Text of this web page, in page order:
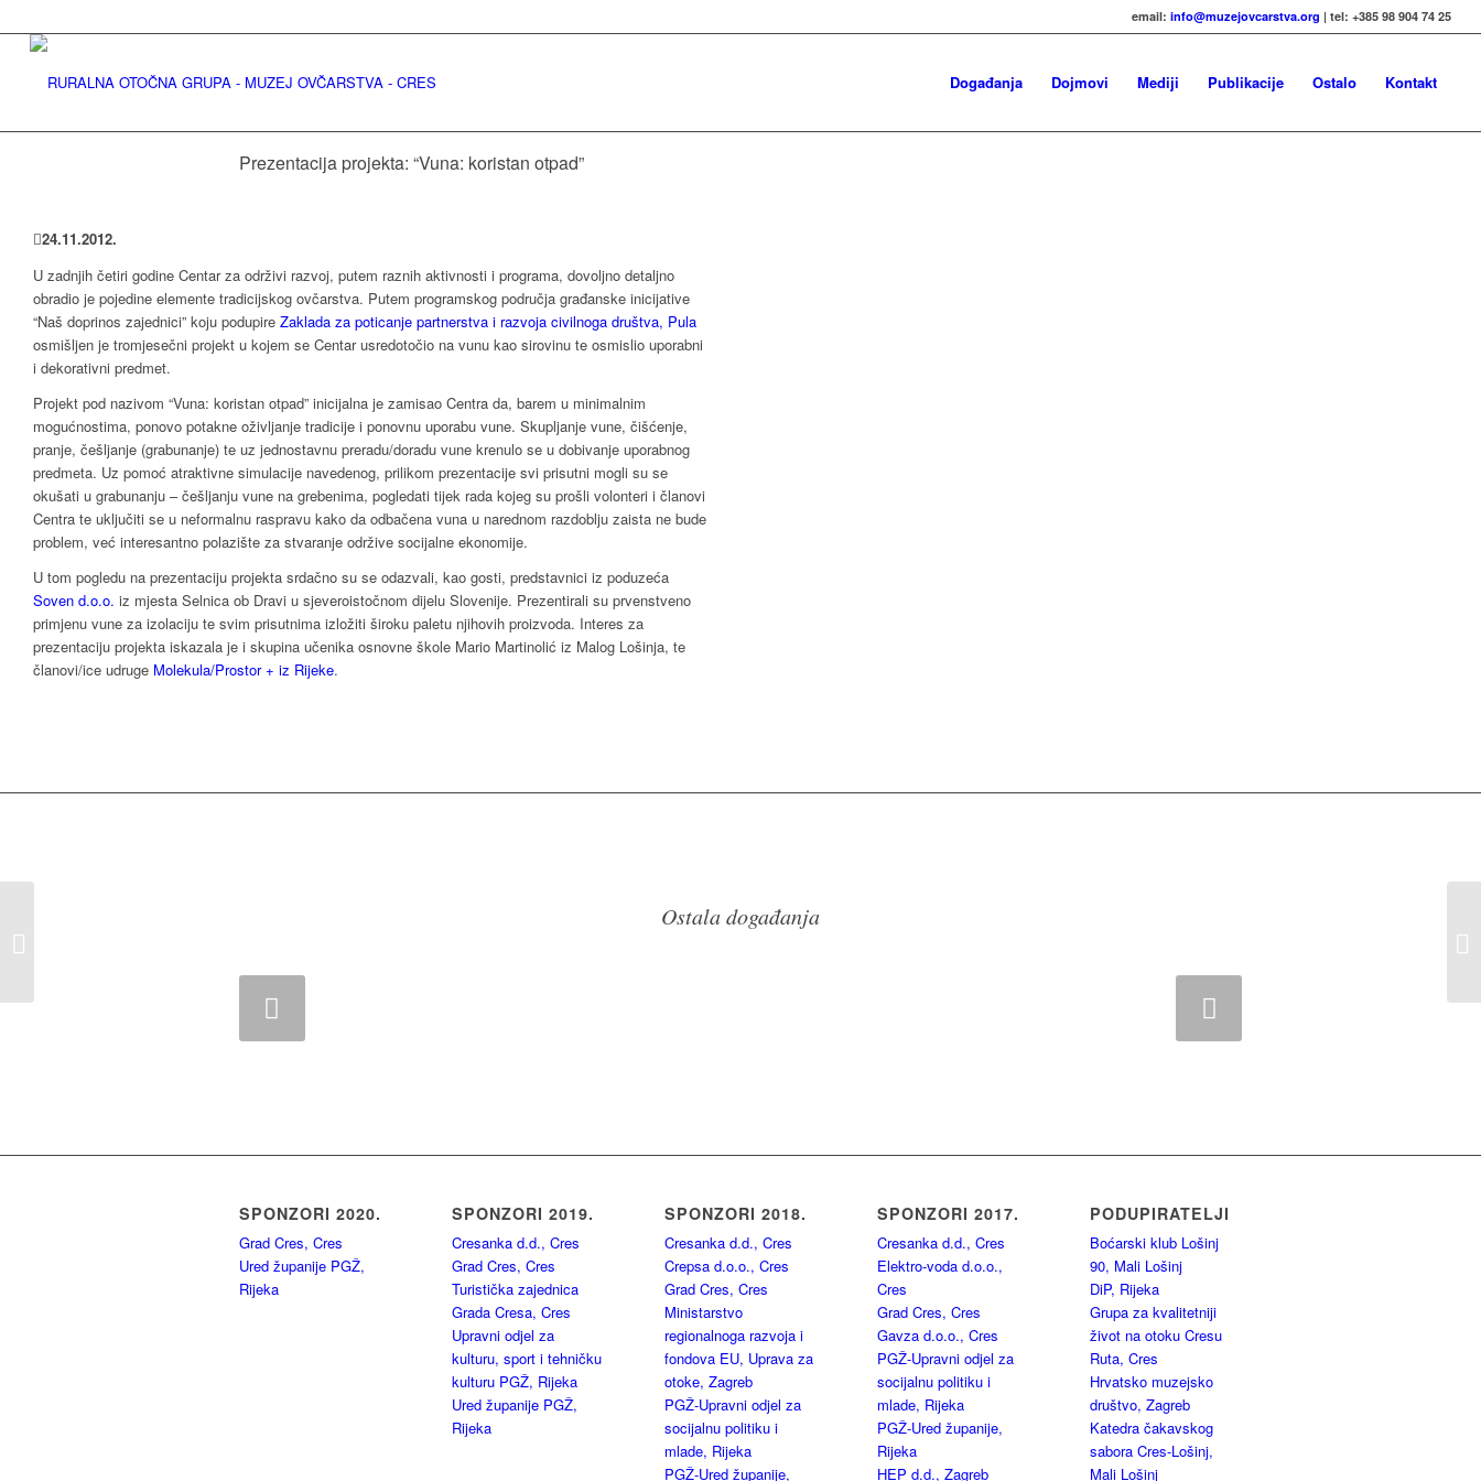
email:info@muzejovcarstva.org | tel: +385 98 904 74 25
Događanja Dojmovi Mediji Publikacije Ostalo Kontakt
Prezentacija projekta: “Vuna: koristan otpad”
24.11.2012.
U zadnjih četiri godine Centar za održivi razvoj, putem raznih aktivnosti i programa, dovoljno detaljno
obradio je pojedine elemente tradicijskog ovčarstva. Putem programskog područja građanske inicijative
“Naš doprinos zajednici” koju podupire Zaklada za poticanje partnerstva i razvoja civilnoga društva, Pula
osmišljen je tromjesečni projekt u kojem se Centar usredotočio na vunu kao sirovinu te osmislio uporabni
i dekorativni predmet.
Projekt pod nazivom “Vuna: koristan otpad” inicijalna je zamisao Centra da, barem u minimalnim
mogućnostima, ponovo potakne oživljanje tradicije i ponovnu uporabu vune. Skupljanje vune, čišćenje,
pranje, češljanje (grabunanje) te uz jednostavnu preradu/doradu vune krenulo se u dobivanje uporabnog
predmeta. Uz pomoć atraktivne simulacije navedenog, prilikom prezentacije svi prisutni mogli su se
okušati u grabunanju – češljanju vune na grebenima, pogledati tijek rada kojeg su prošli volonteri i članovi
Centra te uključiti se u neformalnu raspravu kako da odbačena vuna u narednom razdoblju zaista ne bude
problem, već interesantno polazište za stvaranje održive socijalne ekonomije.
U tom pogledu na prezentaciju projekta srdačno su se odazvali, kao gosti, predstavnici iz poduzeća
Soven d.o.o. iz mjesta Selnica ob Dravi u sjeveroistočnom dijelu Slovenije. Prezentirali su prvenstveno
primjenu vune za izolaciju te svim prisutnima izložiti široku paletu njihovih proizvoda. Interes za
prezentaciju projekta iskazala je i skupina učenika osnovne škole Mario Martinolić iz Malog Lošinja, te
članovi/ice udruge Molekula/Prostor + iz Rijeke.
Ostala događanja
Previous
SPONZORI 2020.
Grad Cres, Cres
Ured županije PGŽ,
Rijeka
SPONZORI 2019.
Cresanka d.d., Cres
Grad Cres, Cres
Turistička zajednica
Grada Cresa, Cres
Upravni odjel za
kulturu, sport i tehničku
kulturu PGŽ, Rijeka
Ured županije PGŽ,
Rijeka
SPONZORI 2018.
Cresanka d.d., Cres
Crepsa d.o.o., Cres
Grad Cres, Cres
Ministarstvo
regionalnoga razvoja i
fondova EU, Uprava za
otoke, Zagreb
PGŽ-Upravni odjel za
socijalnu politiku i
mlade, Rijeka
PGŽ-Ured županije,
SPONZORI 2017.
Cresanka d.d., Cres
Elektro-voda d.o.o.,
Cres
Grad Cres, Cres
Gavza d.o.o., Cres
PGŽ-Upravni odjel za
socijalnu politiku i
mlade, Rijeka
PGŽ-Ured županije,
Rijeka
HEP d.d., Zagreb
PODUPIRATELJI
Boćarski klub Lošinj
90, Mali Lošinj
DiP, Rijeka
Grupa za kvalitetniji
život na otoku Cresu
Ruta, Cres
Hrvatsko muzejsko
društvo, Zagreb
Katedra čakavskog
sabora Cres-Lošinj,
Mali Lošinj